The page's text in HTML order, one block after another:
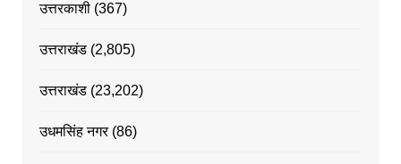
उत्तरकाशी(367)
उत्तराखंड(2,805)
उत्तराखंड(23,202)
उधमसिंह नगर(86)